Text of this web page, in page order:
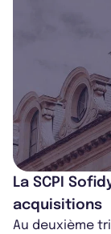
La SCPI
acquisitions
Au deuxième